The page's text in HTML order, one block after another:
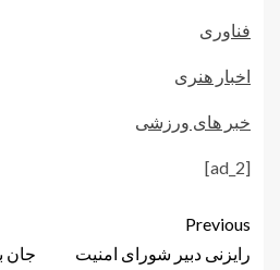
فناوری
اخبار هنری
خبر های ورزشی
[ad_2]
Previous
رایزنی دبیر شورای امنیت